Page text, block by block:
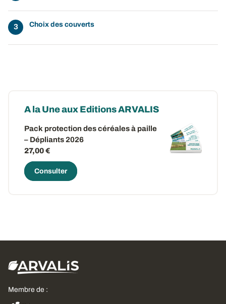
Choix des couverts
A la Une aux Editions ARVALIS
Pack protection des céréales à paille
– Dépliants 2026
27,00 €
Consulter
Membre de :